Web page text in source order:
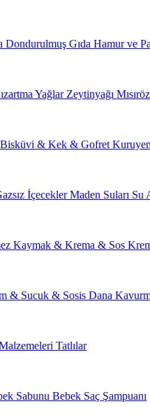
Dondurulmuş Gıda Hamur ve
Yağlar Zeytinyağı
Bisküvi & Kek & Gofret
İçeceklerMaden Suları Su
Kaymak & Krema & Sos
& Sucuk & Sosis Dana
Tatlılar
Sabunu Bebek Saç Şampuanı